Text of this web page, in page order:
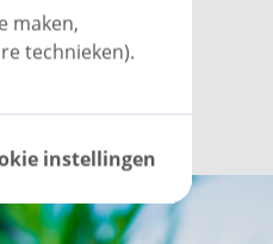
maken,
technieken).
instellingen